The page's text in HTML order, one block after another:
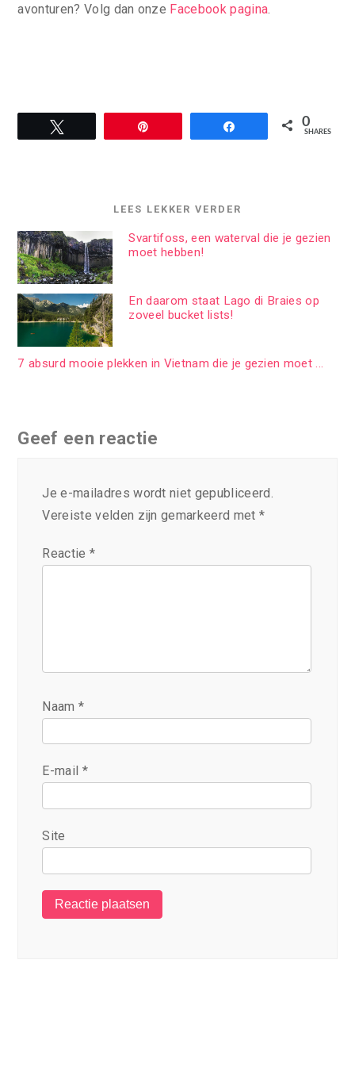
avonturen? Volg dan onze Facebook pagina.
0
SHARES
LEES LEKKER VERDER
Svartifoss, een waterval die je gezien
moet hebben!
En daarom staat Lago di Braies op
zoveel bucket lists!
7 absurd mooie plekken in Vietnam die je gezien moet ...
Geef een reactie
Je e-mailadres wordt niet gepubliceerd.
Vereiste velden zijn gemarkeerd met *
Reactie *
Naam*
E-mail *
Site